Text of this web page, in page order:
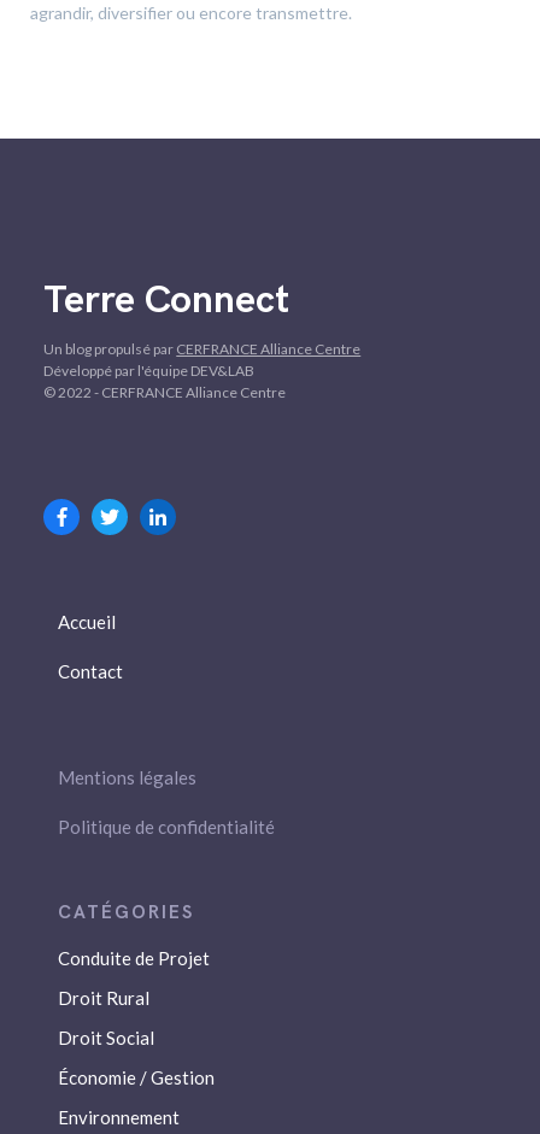
agrandir, diversifier ou encore transmettre.
Terre Connect
Un blog propulsé par CERFRANCE Alliance Centre
Développé par l'équipe DEV&LAB
© 2022 - CERFRANCE Alliance Centre
Accueil
Contact
Mentions légales
Politique de confidentialité
Conduite de Projet
Droit Rural
Droit Social
Économie / Gestion
Environnement